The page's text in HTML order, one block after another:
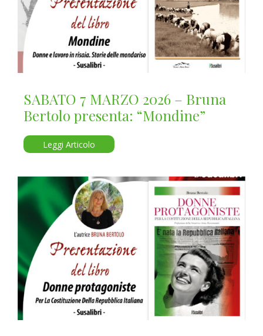
SABATO 7 MARZO 2026 – Bruna
Bertolo presenta: “Mondine”
Leggi Articolo